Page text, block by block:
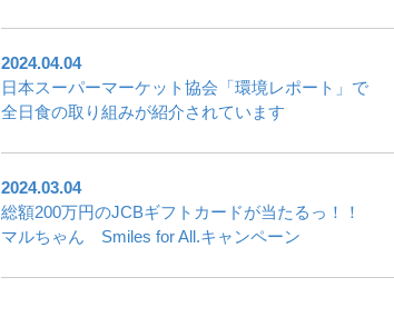
2024.04.04
日本スーパーマーケット協会「環境レポート」で
全日食の取り組みが紹介されています
2024.03.04
総額200万円のJCBギフトカードが当たるっ！！
マルちゃん Smiles for All.キャンペーン